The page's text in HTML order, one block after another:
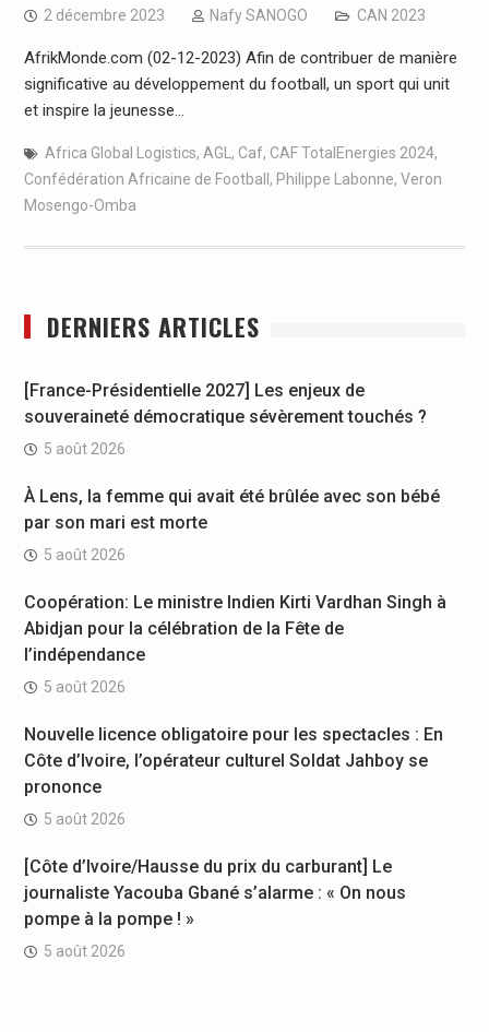
2 décembre 2023 Nafy SANOGO CAN 2023
AfrikMonde.com (02-12-2023) Afin de contribuer de manière
significative au développement du football, un sport qui unit
et inspire la jeunesse…
Africa Global Logistics, AGL , Caf, CAF TotalEnergies 2024,
Confédération Africaine de Football , Philippe Labonne, Veron
Mosengo-Omba
DERNIERS ARTICLES
[France-Présidentielle 2027] Les enjeux de
souveraineté démocratique sévèrement touchés ?
5 août 2026
À Lens, la femme qui avait été brûlée avec son bébé
par son mari est morte
5 août 2026
Coopération: Le ministre Indien Kirti Vardhan Singh à
Abidjan pour la célébration de la Fête de
l’indépendance
5 août 2026
Nouvelle licence obligatoire pour les spectacles : En
Côte d’Ivoire, l’opérateur culturel Soldat Jahboy se
prononce
5 août 2026
[Côte d’Ivoire/Hausse du prix du carburant] Le
journaliste Yacouba Gbané s’alarme : « On nous
pompe à la pompe ! »
5 août 2026